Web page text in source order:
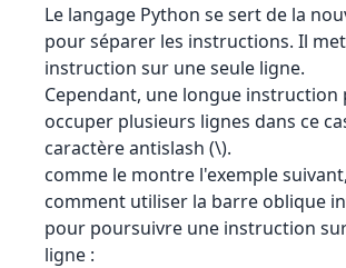
Le langage Python se sert de la
pour séparer les instructions. Il
instruction sur une seule ligne.
Cependant, une longue instruction
occuper plusieurs lignes dans ce
caractère antislash (\).
comme le montre l'exemple
comment utiliser la barre oblique
pour poursuivre une instruction
ligne :